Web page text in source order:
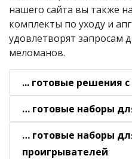
нашего сайта вы также
комплекты по уходу и
удовлетворят запросам
меломанов.
... готовые решения
… готовые наборы
… готовые наборы
проигрывателей